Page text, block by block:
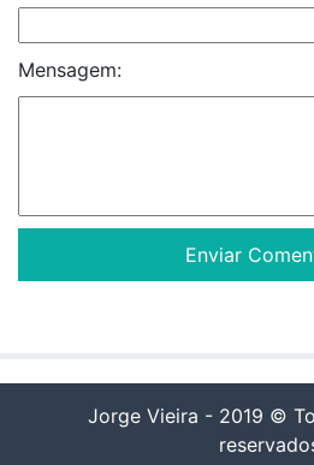
Mensagem:
Jorge Vieira - 2019 ©